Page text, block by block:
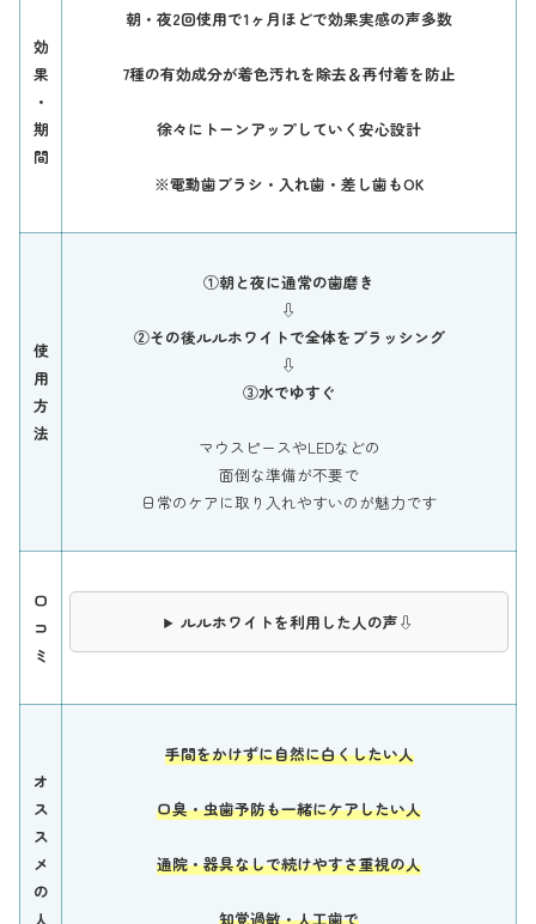
効
果
・
期
間
朝・夜2回使用で1ヶ月ほどで効果実感の声多数
7種の有効成分が着色汚れを除去＆再付着を防止
徐々にトーンアップしていく安心設計
※電動歯ブラシ・入れ歯・差し歯もOK
使
用
方
法
①朝と夜に通常の歯磨き
⇩
②その後ルルホワイトで全体をブラッシング
⇩
③水でゆすぐ
マウスピースやLEDなどの
面倒な準備が不要で
日常のケアに取り入れやすいのが魅力です
口
コ
ミ
ルルホワイトを利用した人の声⇩
オ
ス
ス
メ
の
人
手間をかけずに自然に白くしたい人
口臭・虫歯予防も一緒にケアしたい人
通院・器具なしで続けやすさ重視の人
知覚過敏・人工歯で